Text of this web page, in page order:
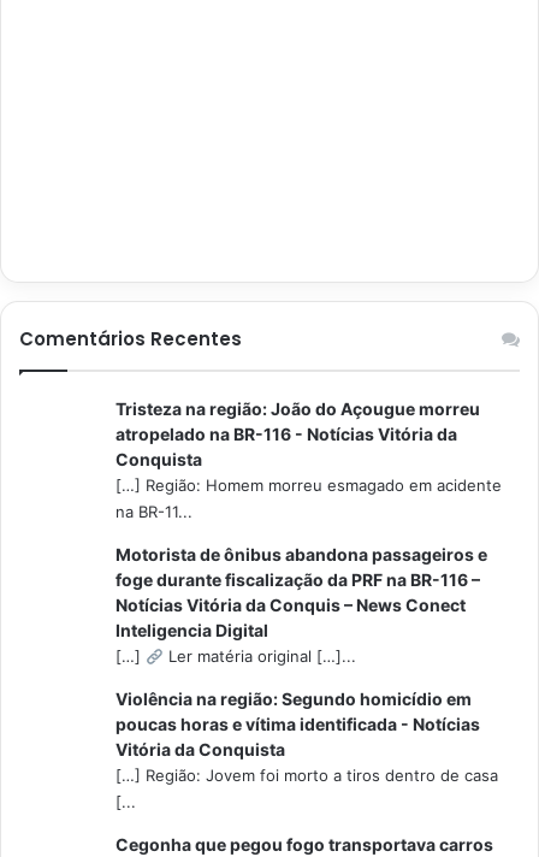
Comentários Recentes
Tristeza na região: João do Açougue morreu
atropelado na BR-116 - Notícias Vitória da
Conquista
[…] Região: Homem morreu esmagado em acidente
na BR-11...
Motorista de ônibus abandona passageiros e
foge durante fiscalização da PRF na BR-116 –
Notícias Vitória da Conquis – News Conect
Inteligencia Digital
[…] Ler matéria original […]...
Violência na região: Segundo homicídio em
poucas horas e vítima identificada - Notícias
Vitória da Conquista
[…] Região: Jovem foi morto a tiros dentro de casa
[...
Cegonha que pegou fogo transportava carros